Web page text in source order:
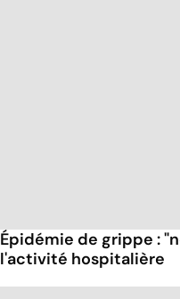
Épidémie de grippe :
l'activité hospitalière